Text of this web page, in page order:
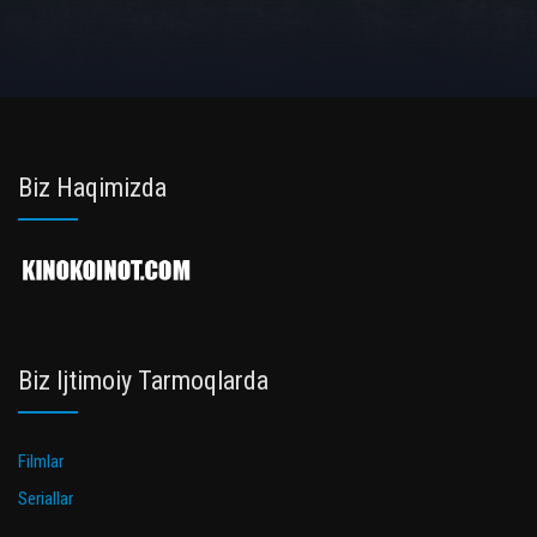
Biz Haqimizda
Biz Ijtimoiy Tarmoqlarda
Filmlar
Seriallar